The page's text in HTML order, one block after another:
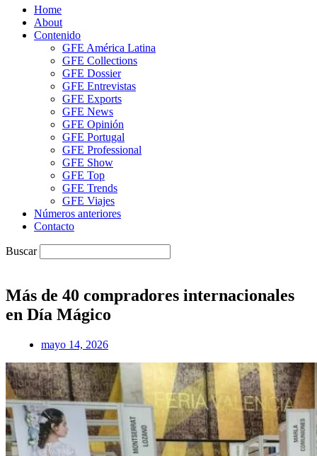
Home
About
Contenido
GFE América Latina
GFE Collections
GFE Dossier
GFE Entrevistas
GFE Exports
GFE News
GFE Opinión
GFE Portugal
GFE Professional
GFE Show
GFE Top
GFE Trends
GFE Viajes
Números anteriores
Contacto
Buscar
Más de 40 compradores internacionales
en Día Mágico
mayo 14, 2026